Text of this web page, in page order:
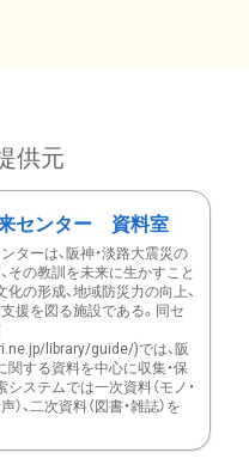
供元
センター 資料室
ターは、阪神・淡路大震災の
その教訓を未来に生かすこと
化の形成、地域防災力の向上、
援を図る施設である。同セ
library/guide/)では、阪
関する資料を中心に収集・保
システムでは一次資料（モノ・
）、二次資料（図書・雑誌）を